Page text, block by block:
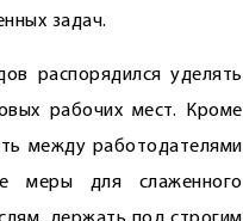
задач.
распорядился уделять
рабочих мест. Кроме
между работодателями
меры для слаженного